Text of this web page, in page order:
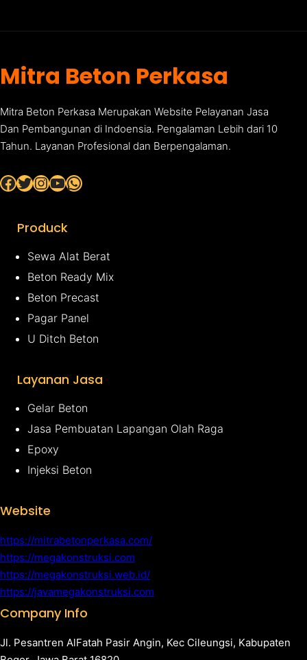
Mitra Beton Perkasa
Mitra Beton Perkasa Merupakan Website Pelayanan Jasa
Dan Pembangunan di Indoensia. Pengalaman Lebih dari 10
Tahun. Layanan Profesional dan Berpengalaman.
Facebook Twitter InstagramYouTube WhatsApp
Produck
Sewa Alat Berat
Beton Ready Mix
Beton Precast
Pagar Panel
U Ditch Beton
Layanan Jasa
Gelar Beton
Jasa Pembuatan Lapangan Olah Raga
Epoxy
Injeksi Beton
Website
https://mitrabetonperkasa.com/
https://megakonstruksi.com
https://megakonstruksi.web.id/
https://javamegakonstruksi.com
Company Info
Jl. Pesantren AlFatah Pasir Angin, Kec Cileungsi, Kabupaten